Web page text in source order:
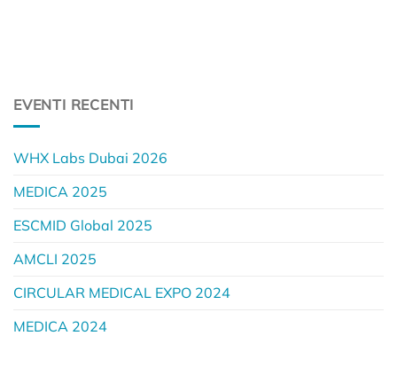
EVENTI RECENTI
WHX Labs Dubai 2026
MEDICA 2025
ESCMID Global 2025
AMCLI 2025
CIRCULAR MEDICAL EXPO 2024
MEDICA 2024